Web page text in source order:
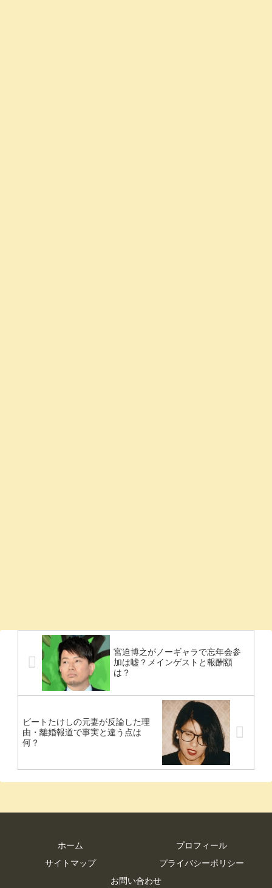
宮迫博之がノーギャラで忘年会参
加は嘘？メインゲストと報酬額
は？
ビートたけしの元妻が反論した理
由・離婚報道で事実と違う点は
何？
ホーム
プロフィール
サイトマップ
プライバシーポリシー
お問い合わせ